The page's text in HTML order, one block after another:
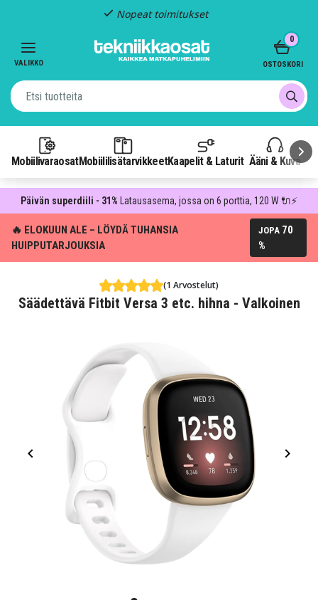
Nopeat toimitukset
VALIKKO
MobiilivaraosatMobiililisätarvikkeetKaapelit & Laturit Ääni & Kuva
0
OSTOSKORI
Päivän superdiili - 31% Latausasema, jossa on 6 porttia, 120 W 🔌⚡
🔥 ELOKUUN ALE – LÖYDÄ TUHANSIA
HUIPPUTARJOUKSIA
JOPA 70
%
(1 Arvostelut)
Säädettävä Fitbit Versa 3 etc. hihna - Valkoinen